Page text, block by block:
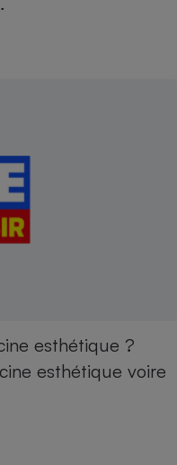
esthétique ?
esthétique voire